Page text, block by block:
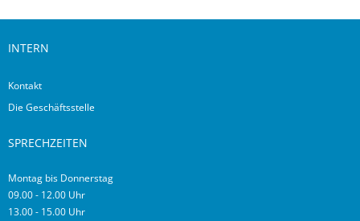
INTERN
Kontakt
Die Geschäftsstelle
SPRECHZEITEN
Montag bis Donnerstag
09.00 - 12.00 Uhr
13.00 - 15.00 Uhr